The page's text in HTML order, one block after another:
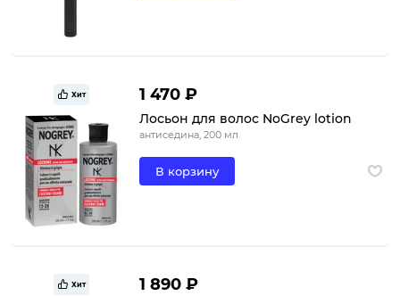
Хит 1 470 ₽
Лосьон для волос NoGrey lotion
антиседина, 200 мл
В корзину
Хит 1 890 ₽